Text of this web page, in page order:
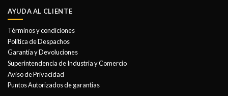
AYUDA AL CLIENTE
Términos y condiciones
Política de Despachos
Garantía y Devoluciones
Superintendencia de Industria y Comercio
Aviso de Privacidad
Puntos Autorizados de garantias